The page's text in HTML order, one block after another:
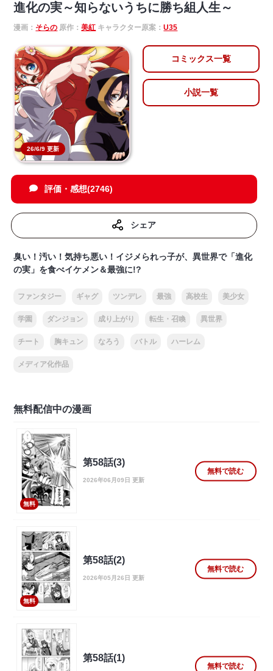
進化の実～知らないうちに勝ち組人生～
漫画： そらの 原作：美紅 キャラクター原案：U35
26/6/9 更新
コミックス一覧
小説一覧
評価・感想(2746)
シェア
臭い！汚い！気持ち悪い！イジメられっ子が、異世界で「進化
の実」を食べイケメン＆最強に!?
ファンタジー ギャグ ツンデレ 最強 高校生 美少女
学園 ダンジョン 成り上がり 転生・召喚 異世界
チート 胸キュン なろう バトル ハーレム
メディア化作品
無料配信中の漫画
無料
第58話(3)
2026年06月09日 更新
無料で読む
無料
第58話(2)
2026年05月26日 更新
無料で読む
第58話(1)
無料で読む